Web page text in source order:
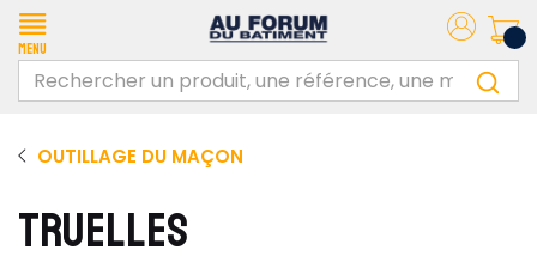
Menu
OUTILLAGE DU MAÇON
TRUELLES